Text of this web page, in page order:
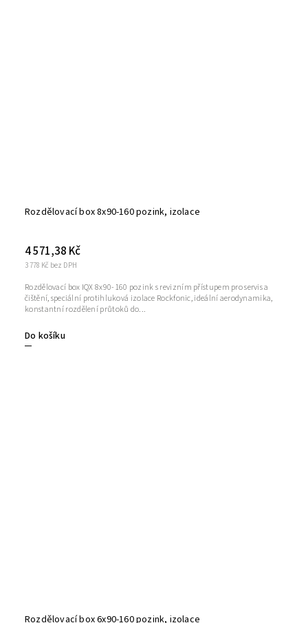
Rozdělovací box 8x90-160 pozink, izolace
3 778 Kč bez DPH
4 571,38 Kč
Do košíku
Rozdělovací box IQX 8x90-160 pozink s revizním přístupem pro servis a
čištění, speciální protihluková izolace Rockfonic, ideální aerodynamika,
konstantní rozdělení průtoků do...
Rozdělovací box 6x90-160 pozink, izolace